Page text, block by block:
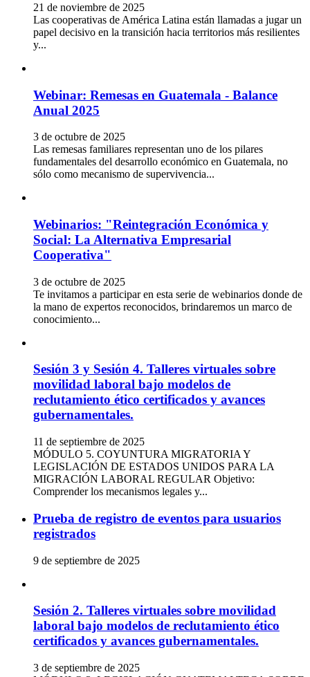
21 de noviembre de 2025
Las cooperativas de América Latina están llamadas a jugar un
papel decisivo en la transición hacia territorios más resilientes
y...
Webinar: Remesas en Guatemala - Balance
Anual 2025
3 de octubre de 2025
Las remesas familiares representan uno de los pilares
fundamentales del desarrollo económico en Guatemala, no
sólo como mecanismo de supervivencia...
Webinarios: "Reintegración Económica y
Social: La Alternativa Empresarial
Cooperativa"
3 de octubre de 2025
Te invitamos a participar en esta serie de webinarios donde de
la mano de expertos reconocidos, brindaremos un marco de
conocimiento...
Sesión 3 y Sesión 4. Talleres virtuales sobre
movilidad laboral bajo modelos de
reclutamiento ético certificados y avances
gubernamentales.
11 de septiembre de 2025
MÓDULO 5. COYUNTURA MIGRATORIA Y
LEGISLACIÓN DE ESTADOS UNIDOS PARA LA
MIGRACIÓN LABORAL REGULAR Objetivo:
Comprender los mecanismos legales y...
Prueba de registro de eventos para usuarios
registrados
9 de septiembre de 2025
Sesión 2. Talleres virtuales sobre movilidad
laboral bajo modelos de reclutamiento ético
certificados y avances gubernamentales.
3 de septiembre de 2025